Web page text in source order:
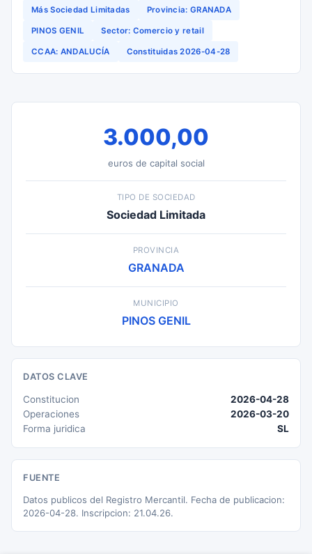
Más Sociedad Limitadas Provincia: GRANADA
PINOS GENIL Sector: Comercio y retail
CCAA: ANDALUCÍA Constituidas 2026-04-28
3.000,00
euros de capital social
TIPO DE SOCIEDAD
Sociedad Limitada
PROVINCIA
GRANADA
MUNICIPIO
PINOS GENIL
DATOS CLAVE
Constitucion
2026-04-28
Operaciones
2026-03-20
Forma juridica
SL
FUENTE
Datos publicos del Registro Mercantil. Fecha de publicacion:
2026-04-28. Inscripcion: 21.04.26.